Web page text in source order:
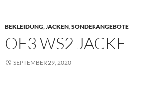
BEKLEIDUNG,JACKEN,SONDERANGEBOTE
OF3 WS2 JACKE
SEPTEMBER 29, 2020